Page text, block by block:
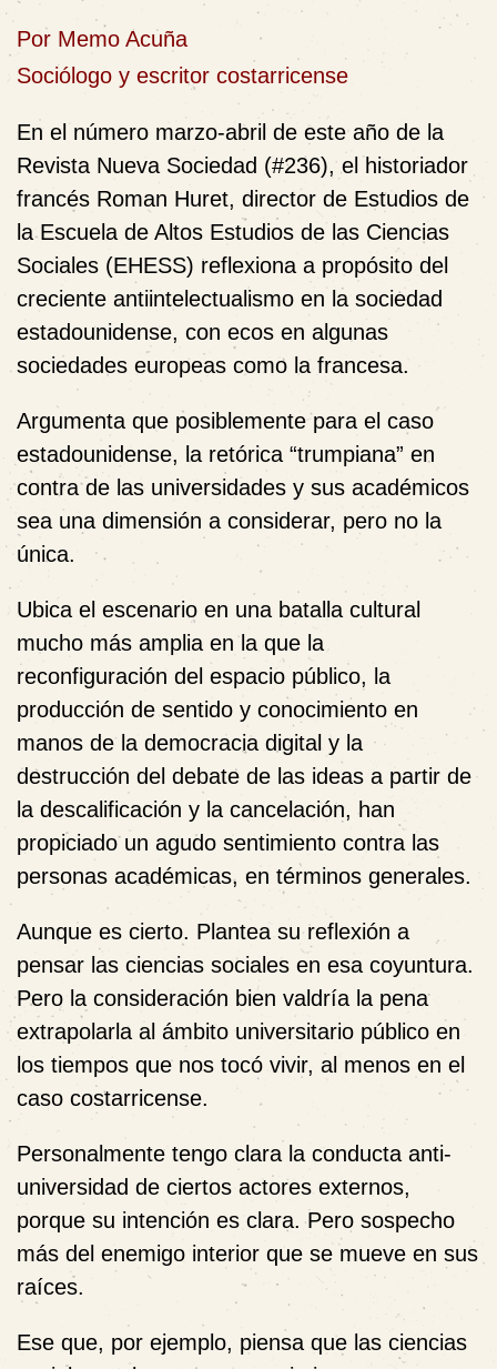
Por Memo Acuña
Sociólogo y escritor costarricense
En el número marzo-abril de este año de la
Revista Nueva Sociedad (#236), el historiador
francés Roman Huret, director de Estudios de
la Escuela de Altos Estudios de las Ciencias
Sociales (EHESS) reflexiona a propósito del
creciente antiintelectualismo en la sociedad
estadounidense, con ecos en algunas
sociedades europeas como la francesa.
Argumenta que posiblemente para el caso
estadounidense, la retórica “trumpiana” en
contra de las universidades y sus académicos
sea una dimensión a considerar, pero no la
única.
Ubica el escenario en una batalla cultural
mucho más amplia en la que la
reconfiguración del espacio público, la
producción de sentido y conocimiento en
manos de la democracia digital y la
destrucción del debate de las ideas a partir de
la descalificación y la cancelación, han
propiciado un agudo sentimiento contra las
personas académicas, en términos generales.
Aunque es cierto. Plantea su reflexión a
pensar las ciencias sociales en esa coyuntura.
Pero la consideración bien valdría la pena
extrapolarla al ámbito universitario público en
los tiempos que nos tocó vivir, al menos en el
caso costarricense.
Personalmente tengo clara la conducta anti-
universidad de ciertos actores externos,
porque su intención es clara. Pero sospecho
más del enemigo interior que se mueve en sus
raíces.
Ese que, por ejemplo, piensa que las ciencias